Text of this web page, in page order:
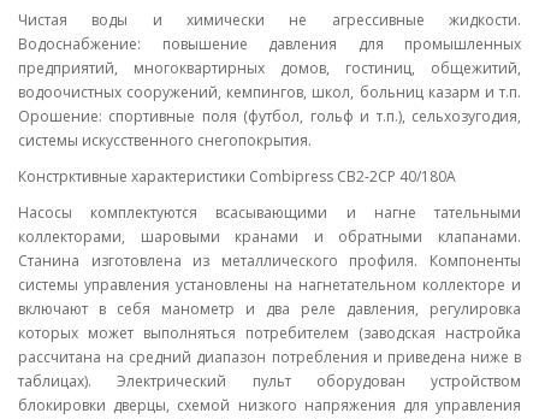
Чистая воды и химически не агрессивные жидкости.
Водоснабжение: повышение давления для промышленных
предприятий, многоквартирных домов, гостиниц, общежитий,
водоочистных сооружений, кемпингов, школ, больниц казарм и т.п.
Орошение: спортивные поля (футбол, гольф и т.п.), сельхозугодия,
системы искусственного снегопокрытия.
Констрктивные характеристики Combipress CB2-2CP 40/180A
Насосы комплектуются всасывающими и нагне тательными
коллекторами, шаровыми кранами и обратными клапанами.
Станина изготовлена из металлического профиля. Компоненты
системы управления установлены на нагнетательном коллекторе и
включают в себя манометр и два реле давления, регулировка
которых может выполняться потребителем (заводская настройка
рассчитана на средний диапазон потребления и приведена ниже в
таблицах). Электрический пульт оборудован устройством
блокировки дверцы, схемой низкого напряжения для управления